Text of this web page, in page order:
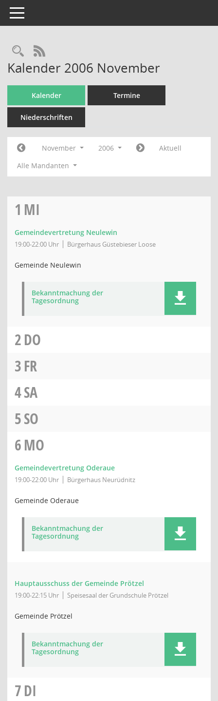
Toggle navigation
Rechercheauswahl
RSS-Feed
Kalender 2006 November
Kalender Termine
Niederschriften
November 2006
Aktuell
Alle Mandanten
1 MI
Gemeindevertretung Neulewin
19:00-22:00 Uhr Bürgerhaus Güstebieser Loose
Gemeinde Neulewin
Bekanntmachung der
Tagesordnung
2DO
3FR
4SA
5SO
6MO
Gemeindevertretung Oderaue
19:00-22:00 Uhr Bürgerhaus Neurüdnitz
Gemeinde Oderaue
Bekanntmachung der
Tagesordnung
Hauptausschuss der Gemeinde Prötzel
19:00-22:15 Uhr Speisesaal der Grundschule Prötzel
Gemeinde Prötzel
Bekanntmachung der
Tagesordnung
7DI